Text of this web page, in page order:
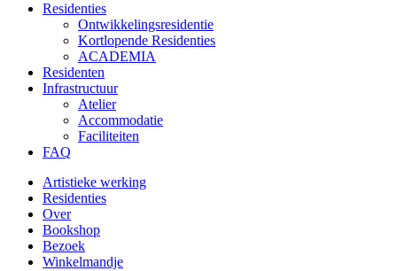
Residenties
Ontwikkelings­residentie
Kortlopende Residenties
ACADEMIA
Residenten
Infrastructuur
Atelier
Accommodatie
Faciliteiten
FAQ
Artistieke werking
Residenties
Over
Bookshop
Bezoek
Winkelmandje